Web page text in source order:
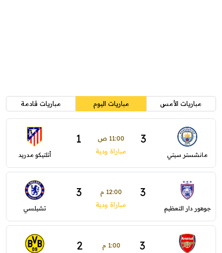
مباريات الأمس مباريات اليوم مباريات قادمة
مانشستر سيتي
3 11:00 ص 1
مباراة ودية أتلتيكو مدريد
جوهور دار التعظيم
3 12:00 م 3
مباراة ودية تشيلسي
3 1:00 م 2